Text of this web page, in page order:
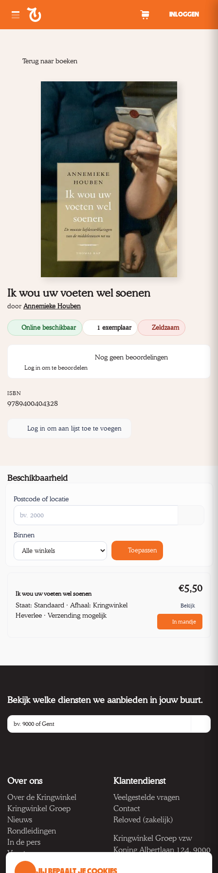
INLOGGEN
Terug naar boeken
Ik wou uw voeten wel soenen
door Annemieke Houben
Online beschikbaar 1 exemplaar Zeldzaam
Nog geen beoordelingen
Log in om te beoordelen
ISBN
9789400404328
Log in om aan lijst toe te voegen
Beschikbaarheid
Postcode of locatie
Binnen
Toepassen
Ik wou uw voeten wel soenen
Staat: Standaard · Afhaal: Kringwinkel
Heverlee · Verzending mogelijk
€5,50
Bekijk
In mandje
Bekijk welke diensten we aanbieden in jouw buurt.
Over ons
Over de Kringwinkel
Kringwinkel Groep
Nieuws
Rondleidingen
In de pers
Vacatures
Klantendienst
Veelgestelde vragen
Contact
Reloved (zakelijk)
Kringwinkel Groep vzw
Koning Albertlaan 124, 9000